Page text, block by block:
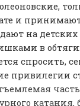
и
на
в
спросить,
привилегии
катания,